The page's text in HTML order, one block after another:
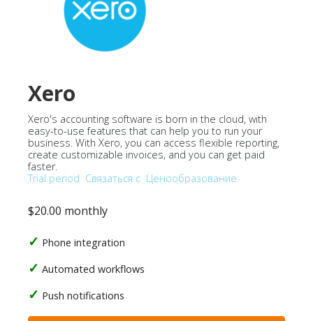
Xero
Xero's accounting software is born in the cloud, with
easy-to-use features that can help you to run your
business. With Xero, you can access flexible reporting,
create customizable invoices, and you can get paid
faster.
Trial period Связаться с Ценообразование
$20.00 monthly
Phone integration
Automated workflows
Push notifications